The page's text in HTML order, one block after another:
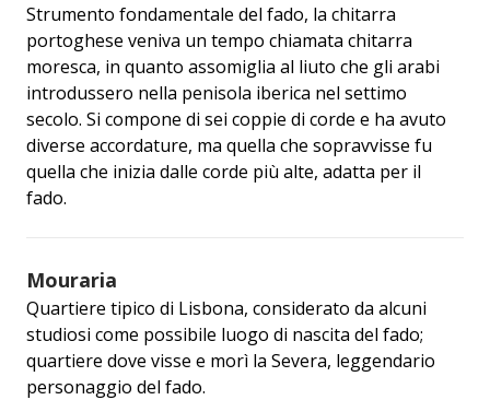
Strumento fondamentale del fado, la chitarra
portoghese veniva un tempo chiamata chitarra
moresca, in quanto assomiglia al liuto che gli arabi
introdussero nella penisola iberica nel settimo
secolo. Si compone di sei coppie di corde e ha avuto
diverse accordature, ma quella che sopravvisse fu
quella che inizia dalle corde più alte, adatta per il
fado.
Mouraria
Quartiere tipico di Lisbona, considerato da alcuni
studiosi come possibile luogo di nascita del fado;
quartiere dove visse e morì la Severa, leggendario
personaggio del fado.